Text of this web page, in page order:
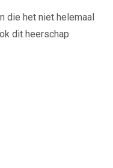
die het niet helemaal
dit heerschap